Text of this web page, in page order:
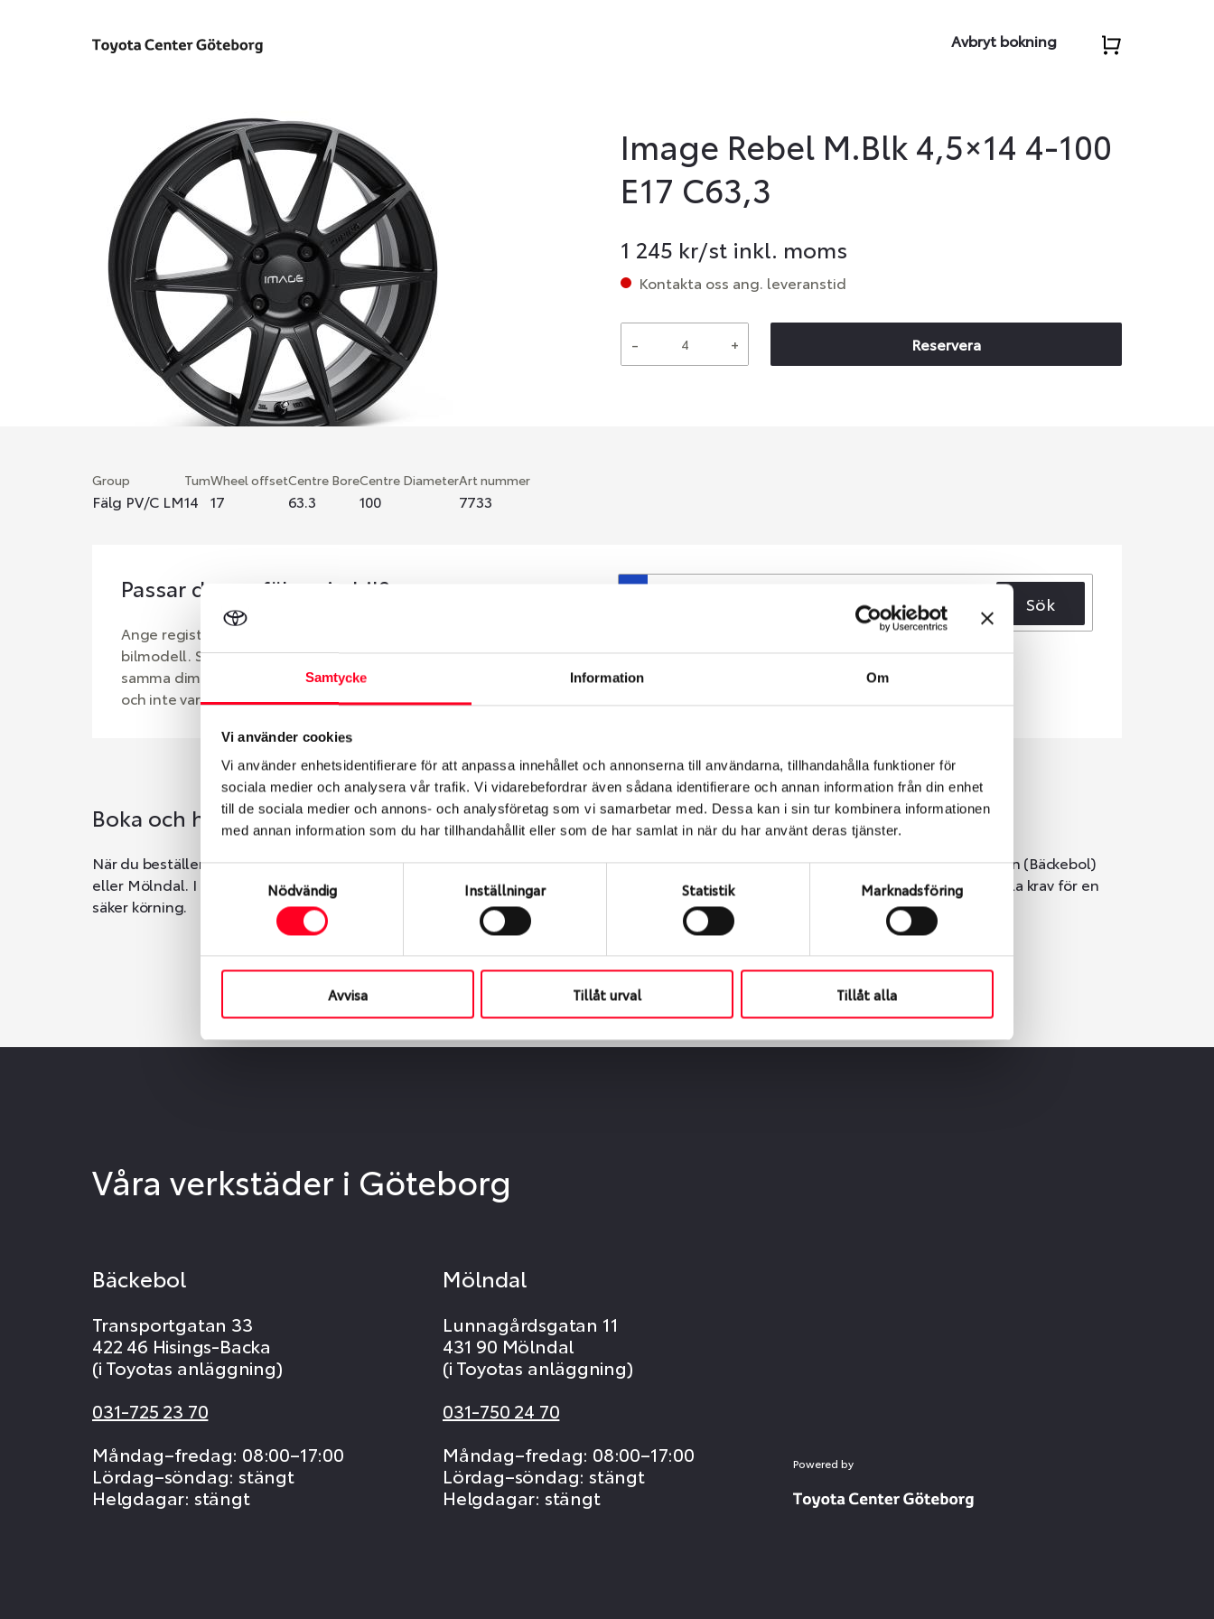
Samtycke Information Om
Vi använder cookies
Vi använder enhetsidentifierare för att anpassa innehållet och annonserna till användarna, tillhandahålla funktioner för
sociala medier och analysera vår trafik. Vi vidarebefordrar även sådana identifierare och annan information från din enhet
till de sociala medier och annons- och analysföretag som vi samarbetar med. Dessa kan i sin tur kombinera informationen
med annan information som du har tillhandahållit eller som de har samlat in när du har använt deras tjänster.
Samtyckesval
Nödvändig Inställningar Statistik Marknadsföring
Avvisa Tillåt urval Tillåt alla
Avbryt bokning
Image Rebel M.Blk 4,5×14 4-100
E17 C63,3
1 245 kr/st inkl. moms
Kontakta oss ang. leveranstid
- + Reservera
Group
Fälg PV/C LM
Tum
14
Wheel offset
17
Centre Bore
63.3
Centre Diameter
100
Art nummer
7733
Passar denna fälg min bil?
Ange registreringsnummer för att se om den fälg du valt passar din
bilmodell. Se till att kolla en extra gång så att däck och fälg har
samma dimensioner. Ibland kan fälgen ha bytts ut under årens lopp
och inte vara samma dimension som bilen hade ut från fabrik.
Sök
Boka och hämta hos Däckspecialen
När du beställer dina nya däck eller fälgar hos oss levereras de direkt till någon av våra däckverkstäder i Göteborg. Välj mellan Hisingen (Bäckebol)
eller Mölndal. I beställningen anger du datum och tid för upphämtning eller service. När vi byter dina däck ser vi till att de uppfyller alla krav för en
säker körning.
Våra verkstäder i Göteborg
Bäckebol
Transportgatan 33
422 46 Hisings-Backa
(i Toyotas anläggning)
031-725 23 70
Måndag–fredag: 08:00–17:00
Lördag–söndag: stängt
Helgdagar: stängt
Mölndal
Lunnagårdsgatan 11
431 90 Mölndal
(i Toyotas anläggning)
031-750 24 70
Måndag–fredag: 08:00–17:00
Lördag–söndag: stängt
Helgdagar: stängt
Powered by